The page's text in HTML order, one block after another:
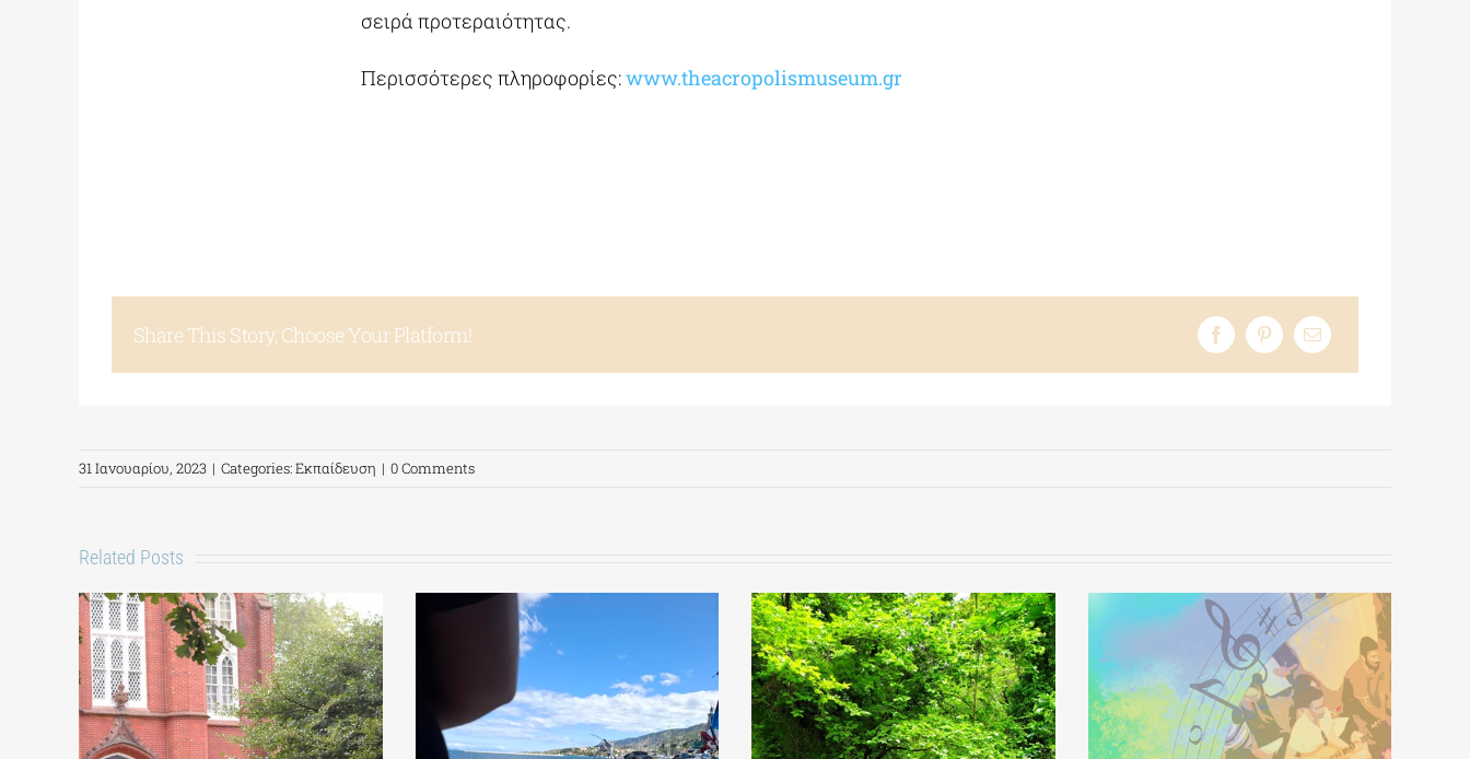
σειρά προτεραιότητας.
Περισσότερες πληροφορίες:www.theacropolismuseum.gr
Share This Story, Choose Your Platform!
31 Ιανουαρίου, 2023 | Categories:Εκπαίδευση | 0 Comments
Related Posts